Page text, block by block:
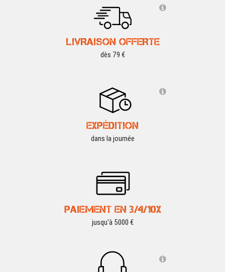
LIVRAISON OFFERTE
dès 79 €
EXPÉDITION
dans la journée
PAIEMENT EN 3/4/10X
jusqu'à 5000 €